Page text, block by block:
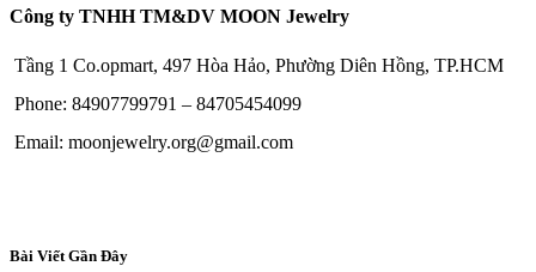
Công ty TNHH TM&DV MOON Jewelry
Tầng 1 Co.opmart, 497 Hòa Hảo, Phường Diên Hồng, TP.HCM
Phone: 84907799791 – 84705454099
Email: moonjewelry.org@gmail.com
Bài Viết Gần Đây